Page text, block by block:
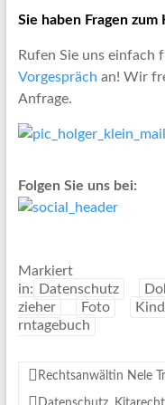
Sie haben Fragen zum
Rufen Sie uns einfach
Vorgespräch an! Wir
Anfrage.
Folgen Sie uns bei:
Markiert
in: Datenschutz
zieher
Foto
rntagebuch
Rechtsanwältin Nele